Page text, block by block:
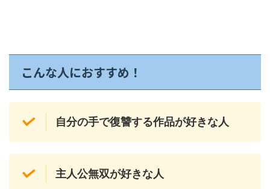
こんな人におすすめ！
自分の手で復讐する作品が好きな人
主人公無双が好きな人